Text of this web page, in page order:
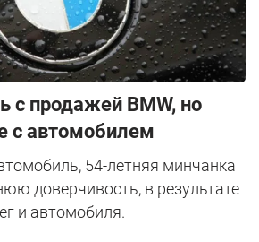
с продажей BMW, но
с автомобилем
54-летняя минчанка
доверчивость, в результате
и автомобиля.